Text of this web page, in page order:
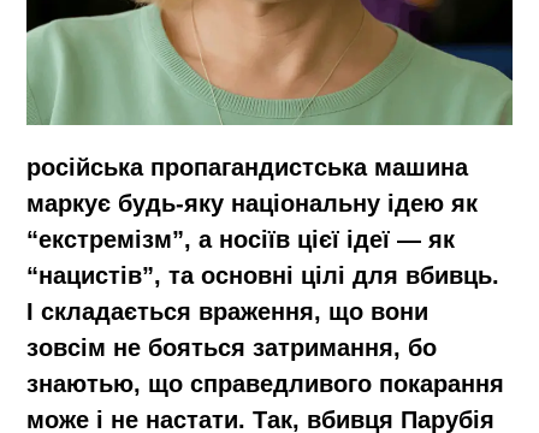
російська пропагандистська машина
маркує будь-яку національну ідею як
“екстремізм”, а носіїв цієї ідеї — як
“нацистів”, та основні цілі для вбивць.
І складається враження, що вони
зовсім не бояться затримання, бо
знаютью, що справедливого покарання
може і не настати. Так, вбивця Парубія